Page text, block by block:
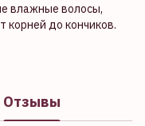
влажные волосы,
корней до кончиков.
Отзывы